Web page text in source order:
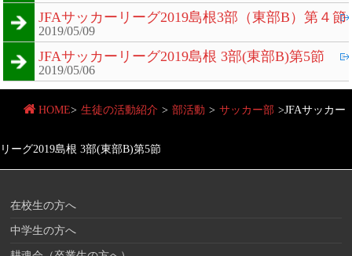
JFAサッカーリーグ2019島根3部（東部B）第４節
2019/05/09
JFAサッカーリーグ2019島根 3部(東部B)第5節
2019/05/06
HOME> 生徒の活動紹介 > 部活動 > サッカー部 >JFAサッカー
リーグ2019島根 3部(東部B)第5節
在校生の方へ
中学生の方へ